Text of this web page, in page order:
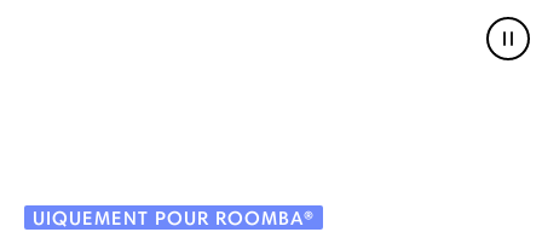
UIQUEMENT POUR ROOMBA®